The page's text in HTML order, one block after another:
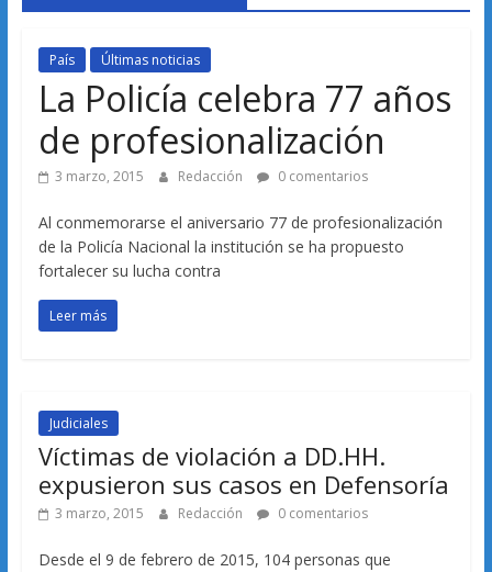
País Últimas noticias
La Policía celebra 77 años
de profesionalización
3 marzo, 2015 Redacción 0 comentarios
Al conmemorarse el aniversario 77 de profesionalización
de la Policía Nacional la institución se ha propuesto
fortalecer su lucha contra
Leer más
Judiciales
Víctimas de violación a DD.HH.
expusieron sus casos en Defensoría
3 marzo, 2015 Redacción 0 comentarios
Desde el 9 de febrero de 2015, 104 personas que